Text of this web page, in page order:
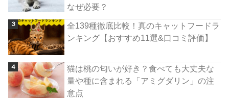
なぜ必要？
全139種徹底比較！真のキャットフードラ
ンキング【おすすめ11選&口コミ評価】
猫は桃の匂いが好き？食べても大丈夫な
量や種に含まれる「アミグダリン」の注
意点